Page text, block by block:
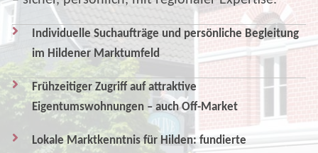
Individuelle Suchaufträge und persönliche Begleitung
im Hildener Marktumfeld
Frühzeitiger Zugriff auf attraktive
Eigentumswohnungen – auch Off-Market
Lokale Marktkenntnis für Hilden: fundierte